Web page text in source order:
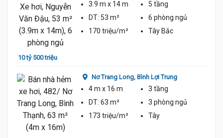
10 tỷ 500 triệu
3.9 m x 14 m
5 tầng
DT: 53 m² 6 phòng ngủ
170 triệu/m²
Tây Bắc
Nơ Trang Long, Bình Lợi Trung
4 m x 16 m
3 tầng
DT: 63 m² 3 phòng ngủ
173 triệu/m²
Tây